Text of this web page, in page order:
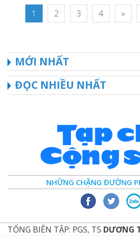
1 2 3 4 »
MỚI NHẤT
ĐỌC NHIỀU NHẤT
NHỮNG CHẶNG ĐƯỜNG
TỔNG BIÊN TẬP: PGS, TS DƯƠNG